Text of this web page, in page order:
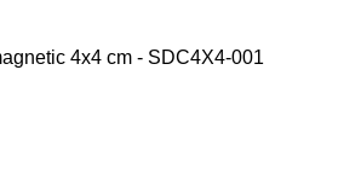
4x4 cm - SDC4X4-001